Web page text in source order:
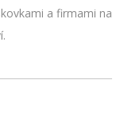
a firmami na